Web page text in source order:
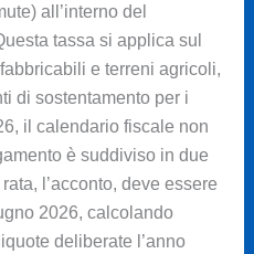
all’interno del
tassa si applica sul
e terreni agricoli,
di sostentamento per i
il calendario fiscale non
è suddiviso in due
l’acconto, deve essere
2026, calcolando
deliberate l’anno